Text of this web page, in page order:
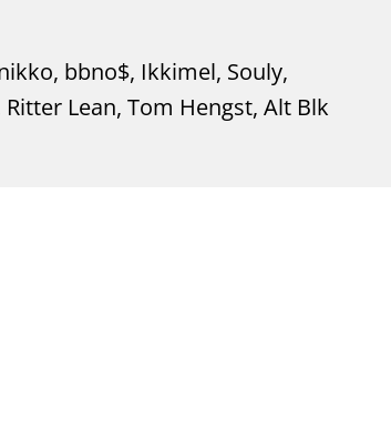
bbno$, Ikkimel, Souly,
Lean, Tom Hengst, Alt Blk